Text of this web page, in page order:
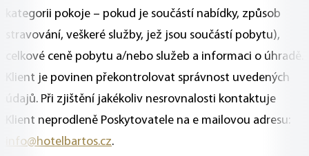
kategorii pokoje – pokud je součástí nabídky, způsob
stravování, veškeré služby, jež jsou součástí pobytu),
celkové ceně pobytu a/nebo služeb a informaci o úhradě.
Klient je povinen překontrolovat správnost uvedených
údajů. Při zjištění jakékoliv nesrovnalosti kontaktuje
Klient neprodleně Poskytovatele na e mailovou adresu:
info@hotelbartos.cz.